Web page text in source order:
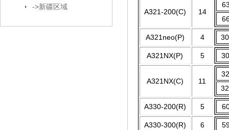
->新疆区域
A321-200(C) 14
A321neo(P) 4
A321NX(P) 5
A321NX(C) 11
A330-200(R) 5
A330-300(R) 6